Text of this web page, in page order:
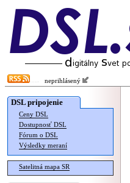
neprihlásený
DSL pripojenie
Ceny DSL
Dostupnosť DSL
Fórum o DSL
Výsledky meraní
Satelitná mapa SR